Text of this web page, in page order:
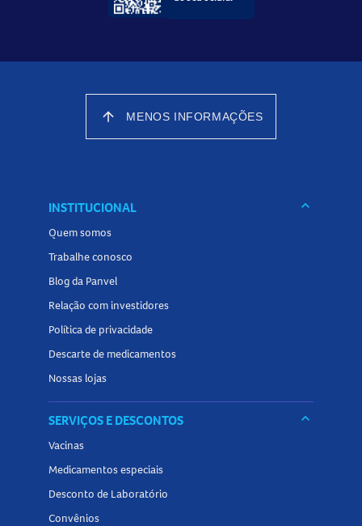
arrow_upward MENOS INFORMAÇÕES
INSTITUCIONAL keyboard_arrow_down
Quem somos
Trabalhe conosco
Blog da Panvel
Relação com investidores
Política de privacidade
Descarte de medicamentos
Nossas lojas
SERVIÇOS E DESCONTOS keyboard_arrow_down
Vacinas
Medicamentos especiais
Desconto de Laboratório
Convênios